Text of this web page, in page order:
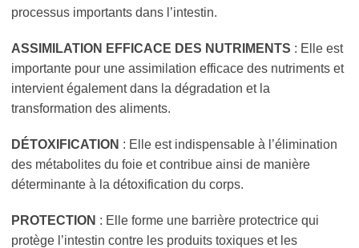
processus importants dans l’intestin.
ASSIMILATION EFFICACE DES NUTRIMENTS : Elle est
importante pour une assimilation efficace des nutriments et
intervient également dans la dégradation et la
transformation des aliments.
DÉTOXIFICATION : Elle est indispensable à l’élimination
des métabolites du foie et contribue ainsi de manière
déterminante à la détoxification du corps.
PROTECTION : Elle forme une barrière protectrice qui
protège l’intestin contre les produits toxiques et les